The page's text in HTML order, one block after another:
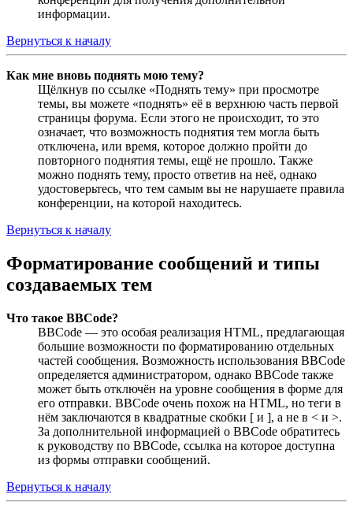
информации.
Вернуться к началу
Как мне вновь поднять мою тему?
Щёлкнув по ссылке «Поднять тему» при просмотре
темы, вы можете «поднять» её в верхнюю часть первой
страницы форума. Если этого не происходит, то это
означает, что возможность поднятия тем могла быть
отключена, или время, которое должно пройти до
повторного поднятия темы, ещё не прошло. Также
можно поднять тему, просто ответив на неё, однако
удостоверьтесь, что тем самым вы не нарушаете правила
конференции, на которой находитесь.
Вернуться к началу
Форматирование сообщений и типы
создаваемых тем
Что такое BBCode?
BBCode — это особая реализация HTML, предлагающая
большие возможности по форматированию отдельных
частей сообщения. Возможность использования BBCode
определяется администратором, однако BBCode также
может быть отключён на уровне сообщения в форме для
его отправки. BBCode очень похож на HTML, но теги в
нём заключаются в квадратные скобки [ и ], а не в < и >.
За дополнительной информацией о BBCode обратитесь
к руководству по BBCode, ссылка на которое доступна
из формы отправки сообщений.
Вернуться к началу